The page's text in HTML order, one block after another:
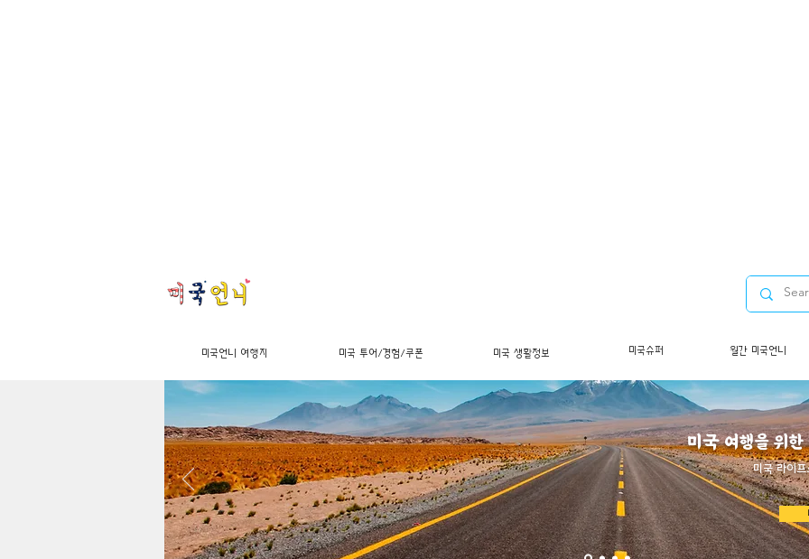
미국 여행을 위한
미국 라이
미국언니 여행지 미국 투어/경험/쿠폰 미국 생활정보 미국슈퍼 월간 미국언니